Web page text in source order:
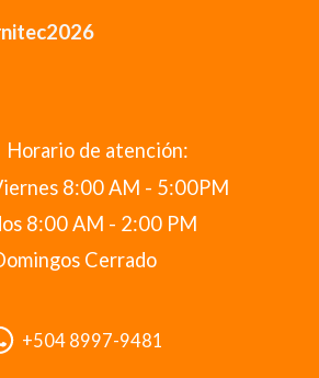
Horario de atención:
8:00 AM - 5:00PM
8:00 AM - 2:00 PM
Cerrado
+504 8997-9481